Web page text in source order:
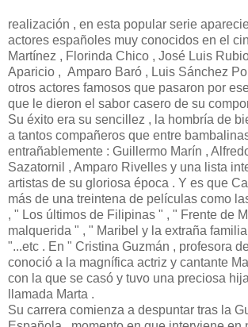
realización , en esta popular serie
actores españoles muy conocidos en el
Martínez , Florinda Chico , José Luis
Aparicio , Amparo Baró , Luis Sánchez
otros actores famosos que pasaron por
que le dieron el sabor casero de su
Su éxito era su sencillez , la hombría de
a tantos compañeros que entre
entrañablemente : Guillermo Marín ,
Sazatornil , Amparo Rivelles y una lista
artistas de su gloriosa época . Y es que
más de una treintena de películas como
, " Los últimos de Filipinas " , " Frente de
malquerida " , " Maribel y la extraña
"...etc . En " Cristina Guzmán , profesora
conoció a la magnífica actriz y cantante
con la que se casó y tuvo una preciosa
llamada Marta .
Su carrera comienza a despuntar tras la